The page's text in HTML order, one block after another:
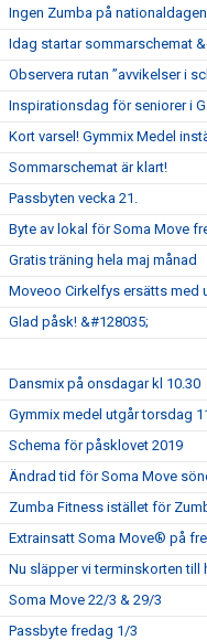
Ingen Zumba på nationaldagen
Idag startar sommarschemat
Observera rutan ”avvikelser i
Inspirationsdag för seniorer i
Kort varsel! Gymmix Medel
Sommarschemat är klart!
Passbyten vecka 21.
Byte av lokal för Soma Move
Gratis träning hela maj månad
Moveoo Cirkelfys ersätts med
Glad påsk! &#128035;
Dansmix på onsdagar kl 10.30
Gymmix medel utgår torsdag
Schema för påsklovet 2019
Ändrad tid för Soma Move
Zumba Fitness istället för
Extrainsatt Soma Move® på
Nu släpper vi terminskorten till
Soma Move 22/3 & 29/3
Passbyte fredag 1/3